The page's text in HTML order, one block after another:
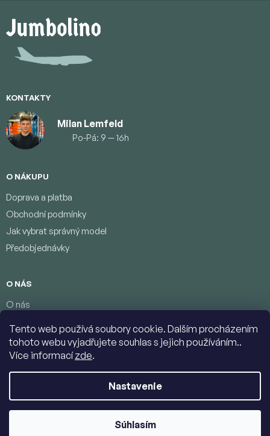
Tento web používá soubory cookie. Dalším procházením
tohoto webu vyjadřujete souhlas s jejich používáním..
Více informacízde.
Nastavenie
Súhlasím
p
KONTAKTY
Milan Lemfeld
Po-Pá: 9 — 16h
O NÁKUPU
Doprava a platba
Obchodní podmínky
Jak vybrat správný model
Předobjednávky
O NÁS
O nás
Podmínky ochrany osobních údajů
Kontakty
Copyright 2026Jumbolino-model.com. Všetky práva vyhradené.
Upraviť nastavenie cookies